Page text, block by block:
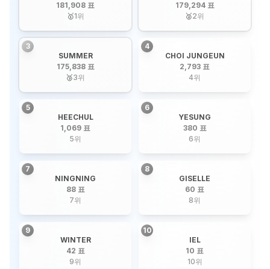
181,908 표
🥇1위
179,294 표
🥈2위
3
SUMMER
175,838 표
🥉3위
4
CHOI JUNGEUN
2,793 표
4위
5
HEECHUL
1,069 표
5위
6
YESUNG
380 표
6위
7
NINGNING
88 표
7위
8
GISELLE
60 표
8위
9
WINTER
42 표
9위
10
IEL
10 표
10위